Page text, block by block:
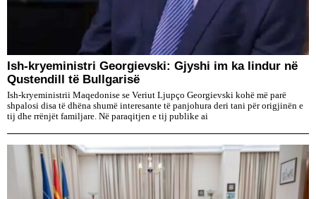
Ish-kryeministri Georgievski: Gjyshi im ka lindur në
Qustendill të Bullgarisë
Ish-kryeministrii Maqedonise se Veriut Ljupço Georgievski kohë më parë
shpalosi disa të dhëna shumë interesante të panjohura deri tani për origjinën e
tij dhe rrënjët familjare. Në paraqitjen e tij publike ai